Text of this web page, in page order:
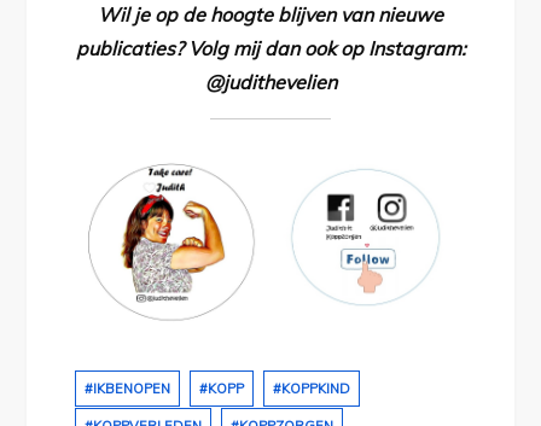
Wil je op de hoogte blijven van nieuwe
publicaties? Volg mij dan ook op Instagram:
@judithevelien
#IKBENOPEN #KOPP #KOPPKIND